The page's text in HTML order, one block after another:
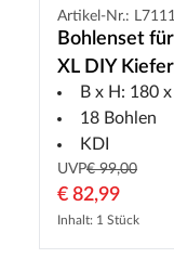
Artikel-Nr.:
Bohlenset
XL DIY Kiefer
B x H: 180
18 Bohlen
KDI
UVP€ 99,00
€ 82,99
Inhalt: 1 Stück